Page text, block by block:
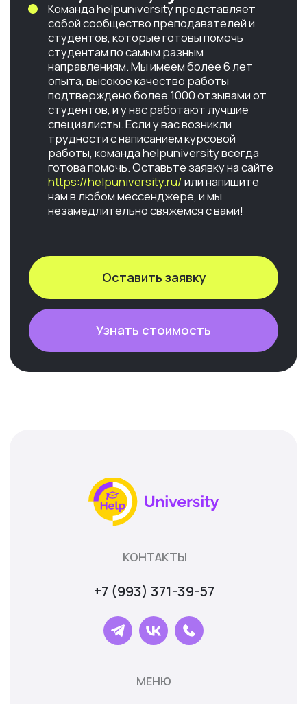
Сессия «под ключ»
Диплом
Тесты
HelpUniversity © 2024
Согласие на обработку персональных данных
Политика обработка файлов "cookie"
Политика конфиденциальности
ОГРНИП: 304233705900205